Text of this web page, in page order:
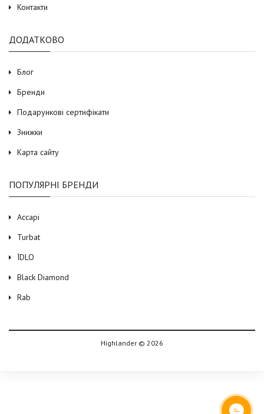
Контакти
ДОДАТКОВО
Блог
Бренди
Подарункові сертифікати
Знижки
Карта сайту
ПОПУЛЯРНІ БРЕНДИ
Accapi
Turbat
ЇDLO
Black Diamond
Rab
Highlander © 2026